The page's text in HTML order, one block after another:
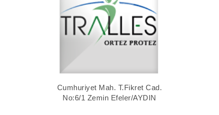
Cumhuriyet Mah. T.Fikret Cad.
No:6/1 Zemin Efeler/AYDIN